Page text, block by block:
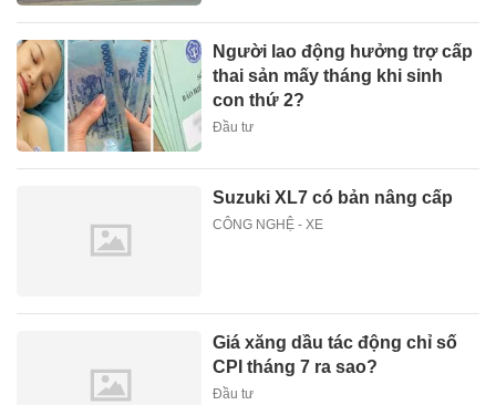
Người lao động hưởng trợ cấp
thai sản mấy tháng khi sinh
con thứ 2?
Đầu tư
Suzuki XL7 có bản nâng cấp
CÔNG NGHỆ - XE
Giá xăng dầu tác động chỉ số
CPI tháng 7 ra sao?
Đầu tư